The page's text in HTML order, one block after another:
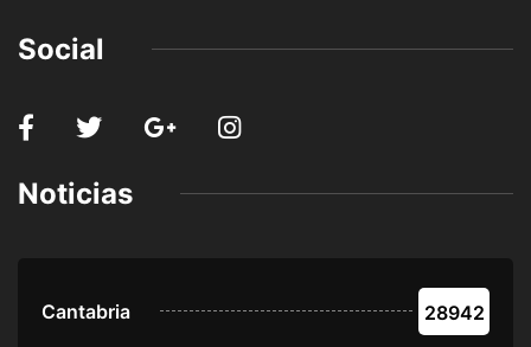
Social
Noticias
Cantabria 28942